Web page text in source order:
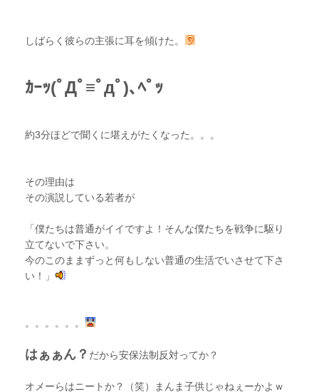
しばらく彼らの主張に耳を傾けた。
ｶｰｯ(ﾟДﾟ≡ﾟдﾟ)､ﾍﾟｯ
約3分ほどで聞くに堪えがたくなった。。。
その理由は
その演説している若者が
「僕たちは普通がイイですよ！そんな僕たちを戦争に駆り
立てないで下さい。
今のこのままずっと何もしない普通の生活でいさせて下さ
い！」
。。。。。。
はぁぁん？ だから安保法制反対ってか？
オメーらはニートか？（笑）まんま子供じゃねぇーかよｗ